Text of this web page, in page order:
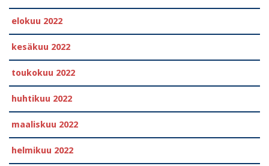
elokuu 2022
kesäkuu 2022
toukokuu 2022
huhtikuu 2022
maaliskuu 2022
helmikuu 2022